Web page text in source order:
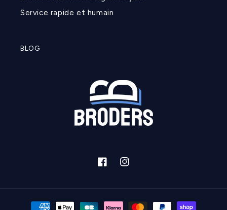
Service rapide et humain
BLOG
FacebookInstagram
Moyens